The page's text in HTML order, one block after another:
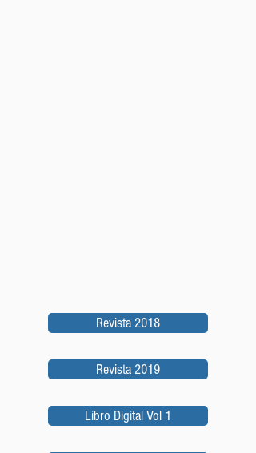
Revista 2018
Revista 2019
Libro Digital Vol 1